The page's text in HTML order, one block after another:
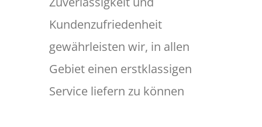
Kundenzufriedenheit
gewährleisten wir, in allen
Gebiet einen erstklassigen
Service liefern zu können